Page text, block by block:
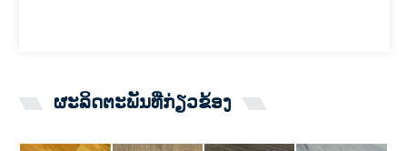
ຜະ​ລິດ​ຕະ​ພັນ​ທີ່​ກ່ຽວ​ຂ້ອງ